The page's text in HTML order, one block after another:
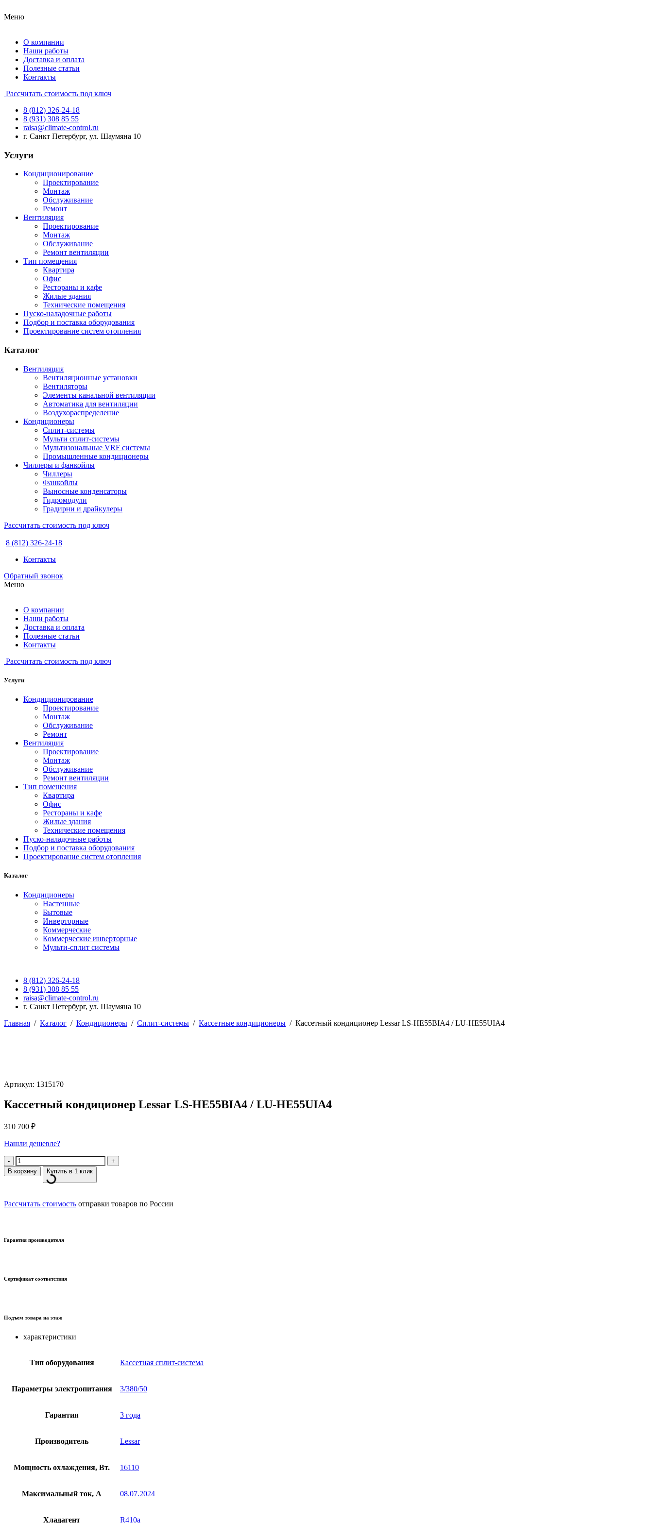
Меню
О компании
Наши работы
Доставка и оплата
Полезные статьи
Контакты
Рассчитать стоимость под ключ
8 (812) 326-24-18
8 (931) 308 85 55
raisa@climate-control.ru
г. Санкт Петербург, ул. Шаумяна 10
Услуги
Кондиционирование
Проектирование
Монтаж
Обслуживание
Ремонт
Вентиляция
Проектирование
Монтаж
Обслуживание
Ремонт вентиляции
Тип помещения
Квартира
Офис
Рестораны и кафе
Жилые здания
Технические помещения
Пуско-наладочные работы
Подбор и поставка оборудования
Проектирование систем отопления
Каталог
Вентиляция
Вентиляционные установки
Вентиляторы
Элементы канальной вентиляции
Автоматика для вентиляции
Воздухораспределение
Кондиционеры
Сплит-системы
Мульти сплит-системы
Мультизональные VRF системы
Промышленные кондиционеры
Чиллеры и фанкойлы
Чиллеры
Фанкойлы
Выносные конденсаторы
Гидромодули
Градирни и драйкулеры
Рассчитать стоимость под ключ
8 (812) 326-24-18
Контакты
Обратный звонок
Меню
О компании
Наши работы
Доставка и оплата
Полезные статьи
Контакты
Рассчитать стоимость под ключ
Услуги
Кондиционирование
Проектирование
Монтаж
Обслуживание
Ремонт
Вентиляция
Проектирование
Монтаж
Обслуживание
Ремонт вентиляции
Тип помещения
Квартира
Офис
Рестораны и кафе
Жилые здания
Технические помещения
Пуско-наладочные работы
Подбор и поставка оборудования
Проектирование систем отопления
Каталог
Кондиционеры
Настенные
Бытовые
Инверторные
Коммерческие
Коммерческие инверторные
Мульти-сплит системы
8 (812) 326-24-18
8 (931) 308 85 55
raisa@climate-control.ru
г. Санкт Петербург, ул. Шаумяна 10
Главная / Каталог / Кондиционеры / Сплит-системы / Кассетные кондиционеры / Кассетный кондиционер Lessar LS-HE55BIA4 / LU-HE55UIA4
Артикул: 1315170
Кассетный кондиционер Lessar LS-HE55BIA4 / LU-HE55UIA4
310 700 ₽
Нашли дешевле?
Количество
В корзину Купить в 1 клик
Рассчитать стоимость отправки товаров по России
Гарантия производителя
Сертификат соответствия
Подъем товара на этаж
характеристики
Тип оборудования Кассетная сплит-система
Параметры электропитания 3/380/50
Гарантия 3 года
Производитель Lessar
Мощность охлаждения, Вт. 16110
Максимальный ток, А 08.07.2024
Хладагент R410a